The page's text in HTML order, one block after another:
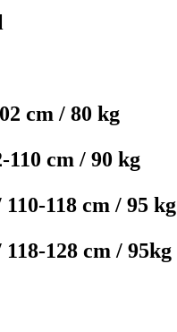
cm / 80 kg
cm / 90 kg
118 cm / 95 kg
128 cm / 95kg